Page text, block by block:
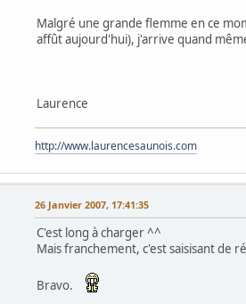
Malgré une grande flemme en ce
affût aujourd'hui), j'arrive quand
Laurence
http://www.laurencesaunois.com
26 Janvier 2007, 17:41:35
C'est long à charger ^^
Mais franchement, c'est saisisant de
Bravo.